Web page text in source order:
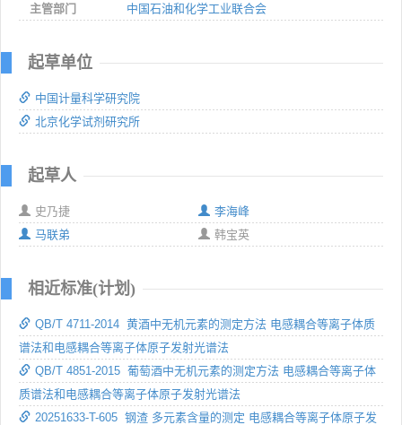
主管部门
中国石油和化学工业联合会
起草单位
中国计量科学研究院
北京化学试剂研究所
起草人
史乃捷
李海峰
马联弟
韩宝英
相近标准(计划)
QB/T 4711-2014 黄酒中无机元素的测定方法 电感耦合等离子体质
谱法和电感耦合等离子体原子发射光谱法
QB/T 4851-2015 葡萄酒中无机元素的测定方法 电感耦合等离子体
质谱法和电感耦合等离子体原子发射光谱法
20251633-T-605 钢渣 多元素含量的测定 电感耦合等离子体原子发